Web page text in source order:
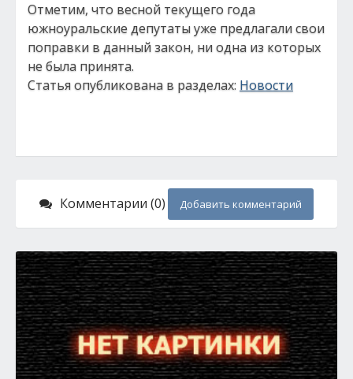
Отметим, что весной текущего года
южноуральские депутаты уже предлагали свои
поправки в данный закон, ни одна из которых
не была принята.
Статья опубликована в разделах: Новости
Комментарии (0) Добавить комментарий